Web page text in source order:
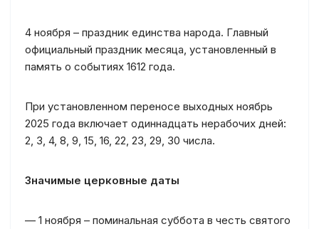
4 ноября – праздник единства народа. Главный
официальный праздник месяца, установленный в
память о событиях 1612 года.
При установленном переносе выходных ноябрь
2025 года включает одиннадцать нерабочих дней:
2, 3, 4, 8, 9, 15, 16, 22, 23, 29, 30 числа.
Значимые церковные даты
— 1 ноября – поминальная суббота в честь святого